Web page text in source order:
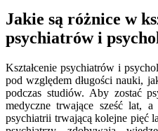
Jakie są różnice w
psychiatrów i
Kształcenie psychiatrów i
pod względem długości nauki,
podczas studiów. Aby zostać
medyczne trwające sześć lat,
psychiatrii trwającą kolejne pięć